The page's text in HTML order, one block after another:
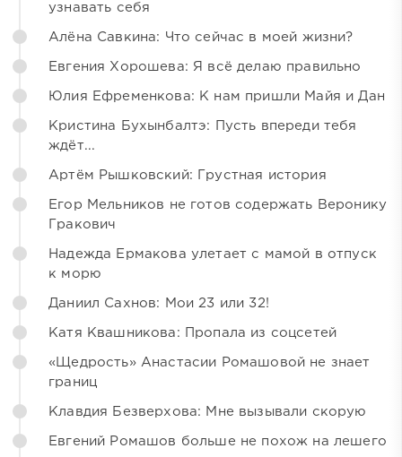
узнавать себя
Алёна Савкина: Что сейчас в моей жизни?
Евгения Хорошева: Я всё делаю правильно
Юлия Ефременкова: К нам пришли Майя и Дан
Кристина Бухынбалтэ: Пусть впереди тебя
ждёт...
Артём Рышковский: Грустная история
Егор Мельников не готов содержать Веронику
Гракович
Надежда Ермакова улетает с мамой в отпуск
к морю
Даниил Сахнов: Мои 23 или 32!
Катя Квашникова: Пропала из соцсетей
«Щедрость» Анастасии Ромашовой не знает
границ
Клавдия Безверхова: Мне вызывали скорую
Евгений Ромашов больше не похож на лешего